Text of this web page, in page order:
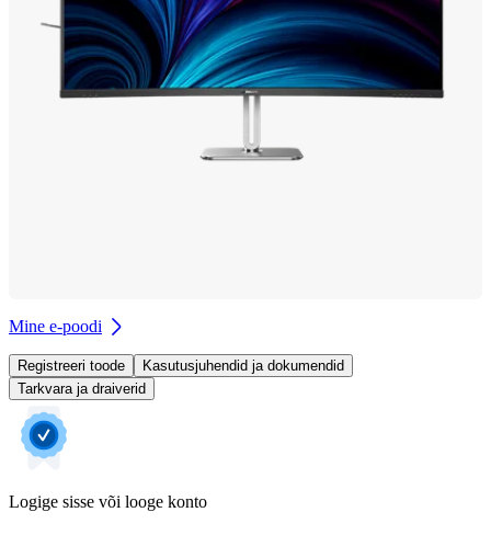
Mine e-poodi
Registreeri toode
Kasutusjuhendid ja dokumendid
Tarkvara ja draiverid
Logige sisse või looge konto